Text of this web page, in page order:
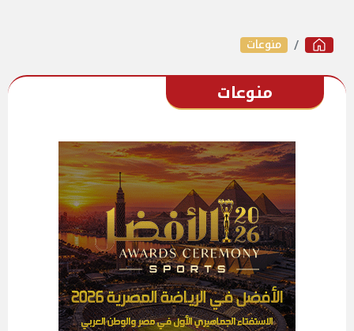
منوعات
منوعات